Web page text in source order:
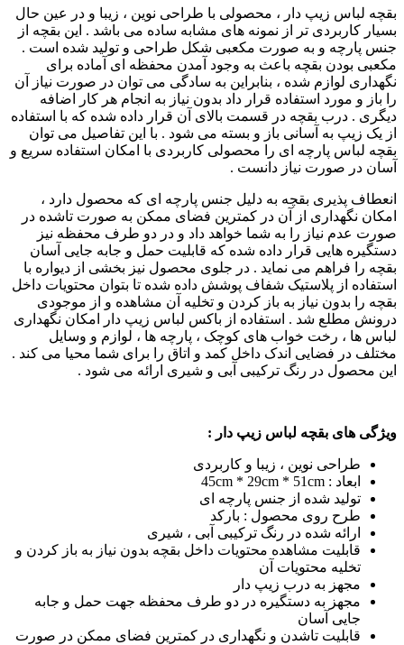
بقچه لباس زیپ دار ، محصولی با طراحی نوین ، زیبا و در عین حال
بسیار کاربردی تر از نمونه های مشابه ساده می باشد . این بقچه از
جنس پارچه و به صورت مکعبی شکل طراحی و تولید شده است .
مکعبی بودن بقچه باعث به وجود آمدن محفظه ای آماده برای
نگهداری لوازم شده ، بنابراین به سادگی می توان در صورت نیاز آن
را باز و مورد استفاده قرار داد بدون نیاز به انجام هر کار اضافه
دیگری . درب بقچه در قسمت بالای آن قرار داده شده که با استفاده
از یک زیپ به آسانی باز و بسته می شود . با این تفاصیل می توان
بقچه لباس پارچه ای را محصولی کاربردی با امکان استفاده سریع و
آسان در صورت نیاز دانست .
انعطاف پذیری بقچه به دلیل جنس پارچه ای که محصول دارد ،
امکان نگهداری از آن در کمترین فضای ممکن به صورت تاشده در
صورت عدم نیاز را به شما خواهد داد و در دو طرف محفظه نیز
دستگیره هایی قرار داده شده که قابلیت حمل و جابه جایی آسان
بقچه را فراهم می نماید . در جلوی محصول نیز بخشی از دیواره با
استفاده از پلاستیک شفاف پوشش داده شده تا بتوان محتویات داخل
بقچه را بدون نیاز به باز کردن و تخلیه آن مشاهده و از موجودی
درونش مطلع شد . استفاده از باکس لباس زیپ دار امکان نگهداری
لباس ها ، رخت خواب های کوچک ، پارچه ها ، لوازم و وسایل
مختلف در فضایی اندک داخل کمد و اتاق را برای شما محیا می کند .
این محصول در رنگ ترکیبی آبی و شیری ارائه می شود .
ویژگی های بقچه لباس زیپ دار :
طراحی نوین ، زیبا و کاربردی
ابعاد : 45cm * 29cm * 51cm
تولید شده از جنس پارچه ای
طرح روی محصول : بارکد
ارائه شده در رنگ ترکیبی آبی ، شیری
قابلیت مشاهده محتویات داخل بقچه بدون نیاز به باز کردن و
تخلیه محتویات آن
مجهز به درب زیپ دار
مجهز به دستگیره در دو طرف محفظه جهت حمل و جابه
جایی آسان
قابلیت تاشدن و نگهداری در کمترین فضای ممکن در صورت